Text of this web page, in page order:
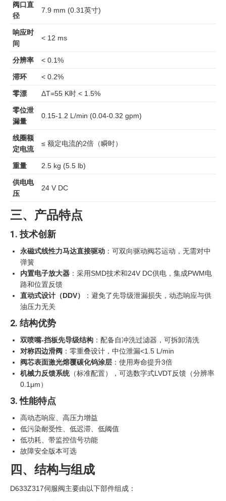
阀口直
径
7.9 mm (0.31英寸)
响应时
间
< 12 ms
分辨率 < 0.1%
滞环 < 0.2%
零漂 ΔT=55 K时 < 1.5%
零位泄
漏量
0.15-1.2 L/min (0.04-0.32 gpm)
线圈额
定电流
≤ 额定电流的2倍（瞬时）
重量 2.5 kg (5.5 lb)
供电电
压
24 V DC
三、产品特点
1. 技术创新
永磁式线性力马达直接驱动 ：可双向驱动阀芯运动，无需对中
弹簧
内置电子放大器 ：采用SMD技术和24V DC供电，集成PWM电
路和位置反馈
直动式设计（DDV）
‍：避免了先导级泄漏损失，动态响应与供
油压力无关
2. 结构优势
双喷嘴-挡板先导级结构 ：配备自冲洗过滤器，可拆卸清洗
对称四边滑阀 ：零重叠设计，中位泄漏<1.5 L/min
阀芯表面激光熔覆碳化钨涂层 ：使用寿命提升3倍
机械力反馈系统（标准配置），可选数字式LVDT反馈（分辨率
0.1μm）
3. 性能特点
高动态响应、高压力增益
低污染耐受性、低迟滞、低阈值
低功耗、带监控信号功能
故障安全版本可选
四、结构与组成
D633Z317伺服阀主要由以下部件组成：